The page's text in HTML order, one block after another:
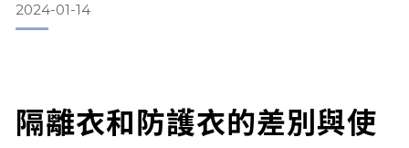
結語
病人服時機與要領 綁帶病人服是一種方便病人穿脫的服裝，通
常用於癱瘓、臥床的病人，可以減輕病人的痛苦和不便，也方
2024-01-14
隔離衣和防護衣的差別與使